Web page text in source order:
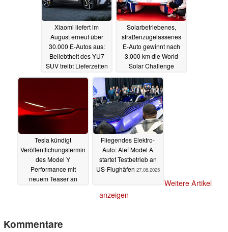
Xiaomi liefert im
August erneut über
30.000 E-Autos aus:
Beliebtheit des YU7
SUV treibt Lieferzeiten
auf 56 Wochen
Solarbetriebenes,
straßenzugelassenes
E-Auto gewinnt nach
3.000 km die World
Solar Challenge
01.09.2025
Tesla kündigt
Veröffentlichungstermin
des Model Y
Performance mit
neuem Teaser an
Fliegendes Elektro-
Auto: Alef Model A
startet Testbetrieb an
US-Flughäfen 27.08.2025
Weitere Artikel
anzeigen
Kommentare